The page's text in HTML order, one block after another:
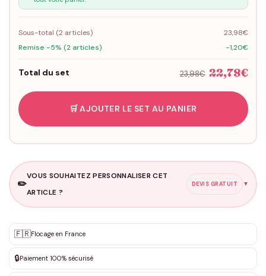
Sous-total (2articles)
23,98€
Remise -5% (2 articles)
-1,20€
Total du set 23,98€ 22,78€
🛒 AJOUTER LE SET AU PANIER
✏️
VOUS SOUHAITEZ PERSONNALISER CET
ARTICLE ?
DEVIS GRATUIT ▼
✨ Personnalisation sur mesure
DEVIS GRATUIT · Personnalisation de 3 à 10€ selon la demande
Que souhaitez-vous ?*
🇫🇷Flocage en France
🔒Paiement 100% sécurisé